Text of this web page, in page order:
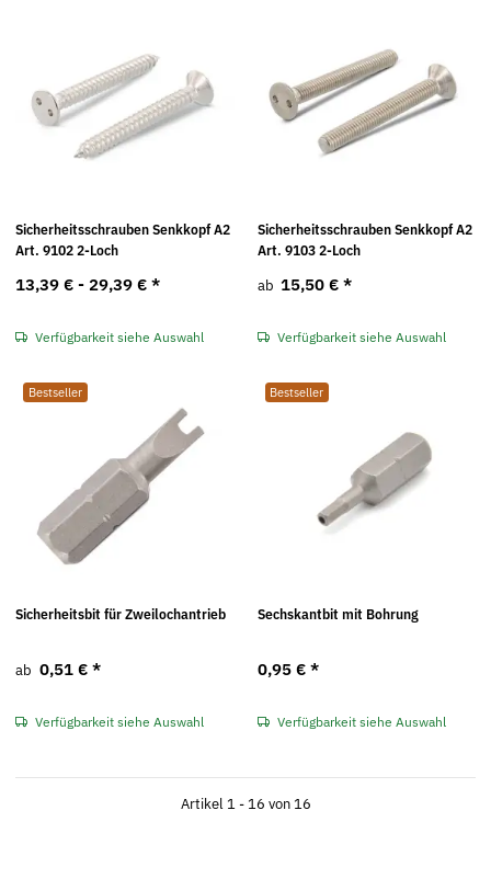
Sicherheitsschrauben Senkkopf A2
Art. 9102 2-Loch
13,39 € - 29,39 € *
Verfügbarkeit siehe Auswahl
Sicherheitsschrauben Senkkopf A2
Art. 9103 2-Loch
ab 15,50 € *
Verfügbarkeit siehe Auswahl
Bestseller
Sicherheitsbit für Zweilochantrieb
ab 0,51 € *
Verfügbarkeit siehe Auswahl
Bestseller
Sechskantbit mit Bohrung
0,95 € *
Verfügbarkeit siehe Auswahl
Artikel 1 - 16 von 16